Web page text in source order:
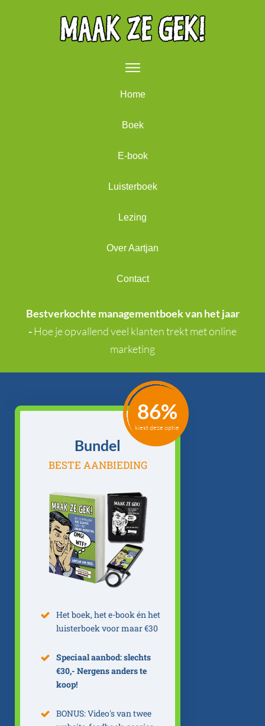
Home
Boek
E-book
Luisterboek
Lezing
Over Aartjan
Contact
Bestverkochte managementboek van het jaar
- Hoe je opvallend veel klanten trekt met online
marketing
86%
kiest deze optie
Bundel
BESTE AANBIEDING
Het boek, het e-book én het
luisterboek voor maar €30
Speciaal aanbod: slechts
€30,- Nergens anders te
koop!
BONUS: Video's van twee